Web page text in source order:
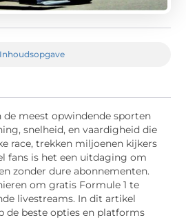
Inhoudsopgave
de meest opwindende sporten
snelheid, en vaardigheid die
race, trekken miljoenen kijkers
fans is het een uitdaging om
zonder dure abonnementen.
om gratis Formule 1 te
livestreams. In dit artikel
de beste opties en platforms